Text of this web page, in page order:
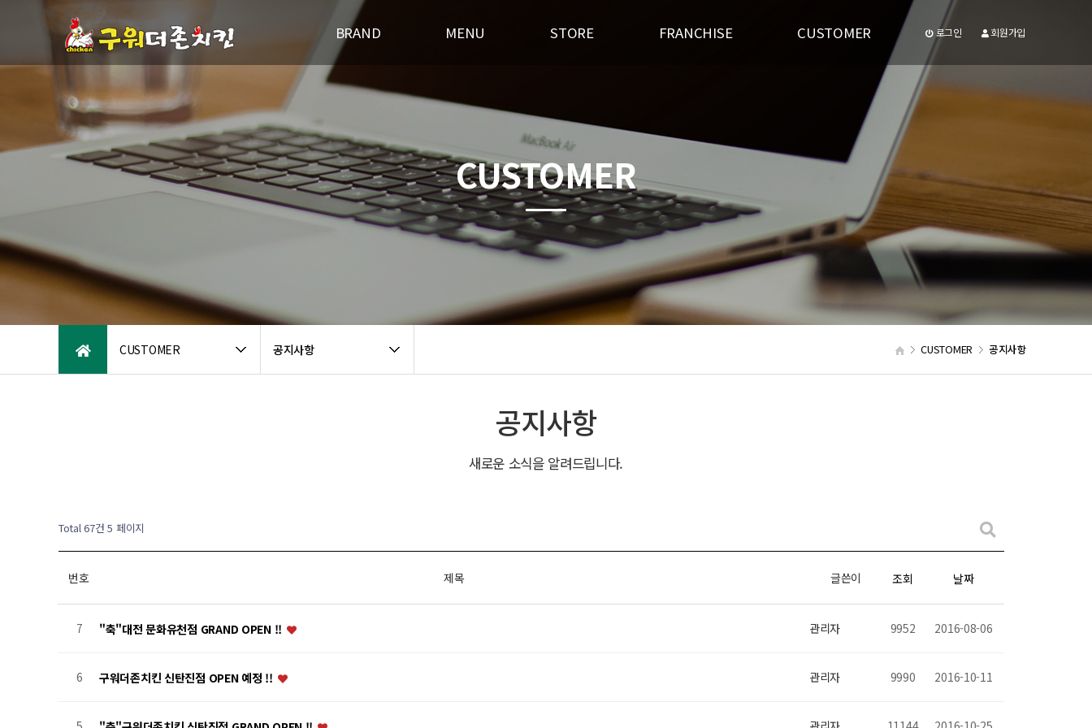
BRAND
브랜드스토리
패밀리브랜드소개
오시는 길
MENU
오븐구이
STORE
인테리어
FRANCHISE
창업상담
CUSTOMER 로그인 회원가입
CUSTOMER 공지사항 CUSTOMER 공지사항
CUSTOMER
공지사항
새로운 소식을 알려드립니다.
Total 67건 5 페이지
번호 제목 글쓴이 조회 날짜
7 "축"대전 문화유천점 GRAND OPEN !! 관리자 9952 2016-08-06
6 구워더존치킨 신탄진점 OPEN 예정 !! 관리자 9990 2016-10-11